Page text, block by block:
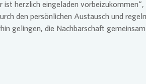
ist herzlich eingeladen vorbeizukommen“,
den persönlichen Austausch und
gelingen, die Nachbarschaft